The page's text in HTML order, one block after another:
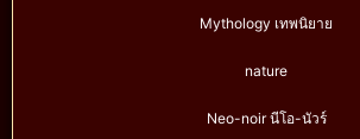
Mythology เทพนิยาย
nature
Neo-noir นีโอ-นัวร์